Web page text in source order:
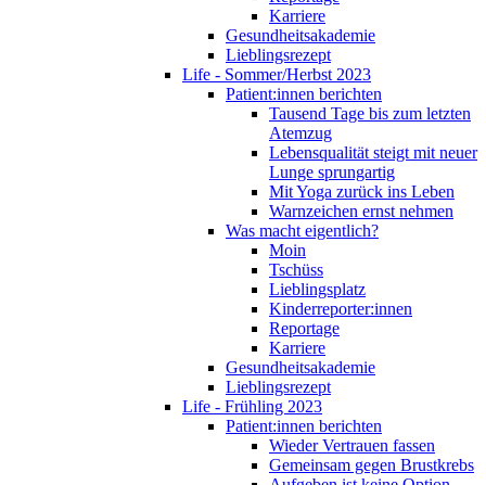
Karriere
Gesundheitsakademie
Lieblingsrezept
Life - Sommer/Herbst 2023
Patient:innen berichten
Tausend Tage bis zum letzten
Atemzug
Lebensqualität steigt mit neuer
Lunge sprungartig
Mit Yoga zurück ins Leben
Warnzeichen ernst nehmen
Was macht eigentlich?
Moin
Tschüss
Lieblingsplatz
Kinderreporter:innen
Reportage
Karriere
Gesundheitsakademie
Lieblingsrezept
Life - Frühling 2023
Patient:innen berichten
Wieder Vertrauen fassen
Gemeinsam gegen Brustkrebs